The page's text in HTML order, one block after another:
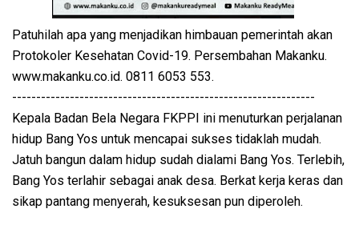
Patuhilah apa yang menjadikan himbauan pemerintah akan
Protokoler Kesehatan Covid-19. Persembahan Makanku.
www.makanku.co.id. 0811 6053 553.
---------------------------------------------------------------
Kepala Badan Bela Negara FKPPI ini menuturkan perjalanan
hidup Bang Yos untuk mencapai sukses tidaklah mudah.
Jatuh bangun dalam hidup sudah dialami Bang Yos. Terlebih,
Bang Yos terlahir sebagai anak desa. Berkat kerja keras dan
sikap pantang menyerah, kesuksesan pun diperoleh.